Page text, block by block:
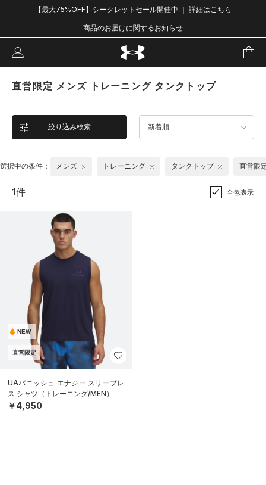
【最大75%OFF】シークレットセール開催中 ｜ 詳細はこちら
商品のお届けに関するお知らせ
直営限定 メンズ トレーニング タンクトップ
絞り込み検索 新着順
選択中の条件： メンズ トレーニング タンクトップ 直営限
1件 全色表示
NEW
直営限定
UAバニッシュ エナジー スリーブレ
ス シャツ（トレーニング/MEN）
￥4,950